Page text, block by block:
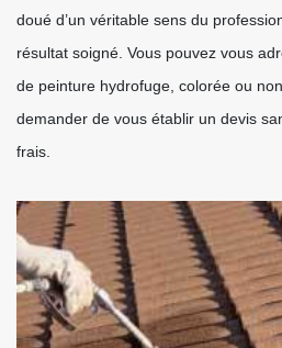
doué d’un véritable sens du
résultat soigné. Vous pouvez vous
de peinture hydrofuge, colorée ou
demander de vous établir un devis
frais.